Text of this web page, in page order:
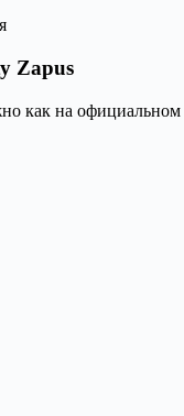
Zapus
как на